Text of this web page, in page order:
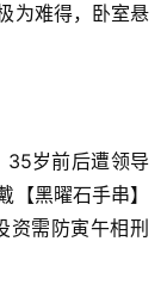
为难得，卧室悬
35岁前后遭领导
黑曜石手串】
资需防寅午相刑